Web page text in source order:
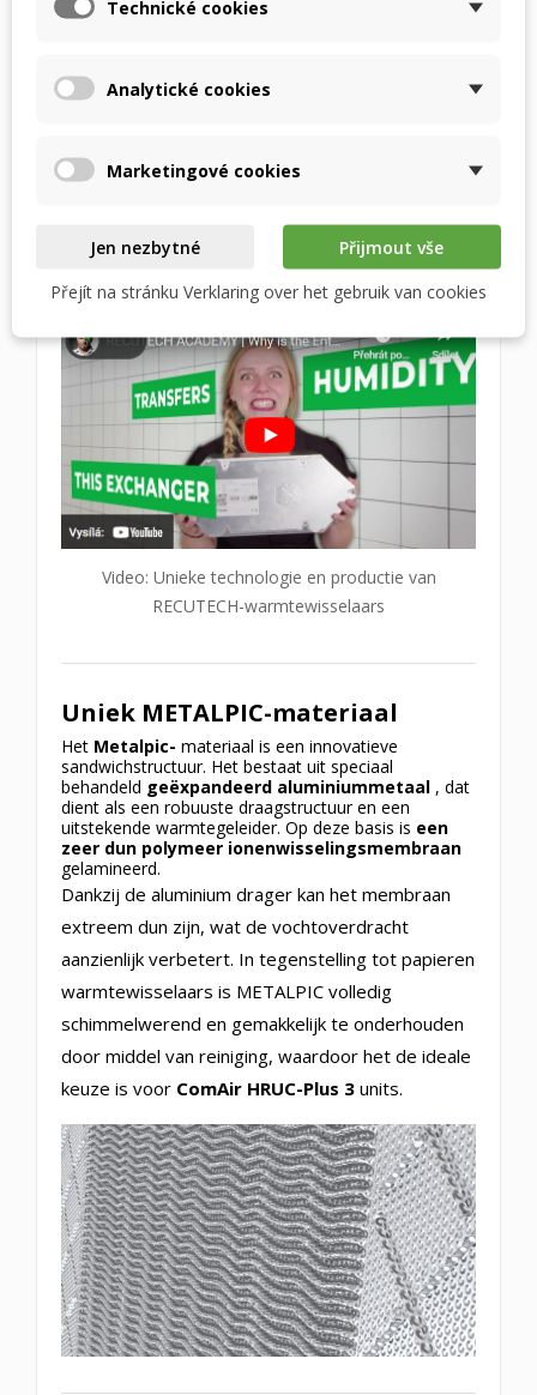
Professionele presentatie en
Bekijkde Recutech Academy-
wordt uitgelegd. Ontdek hoe de combinatie van
ongeëvenaarde vochtterugwinningsparameters
oplevert.
Video: Unieke technologie en productie van
RECUTECH-warmtewisselaars
Uniek METALPIC-materiaal
Het Metalpic- materiaal is een innovatieve
sandwichstructuur. Het bestaat uit speciaal
behandeld geëxpandeerd aluminiummetaal , dat
dient als een robuuste draagstructuur en een
uitstekende warmtegeleider. Op deze basis is een
zeer dun polymeer ionenwisselingsmembraan
gelamineerd.
Dankzij de aluminium drager kan het membraan
extreem dun zijn, wat de vochtoverdracht
aanzienlijk verbetert. In tegenstelling tot papieren
warmtewisselaars is METALPIC volledig
schimmelwerend en gemakkelijk te onderhouden
door middel van reiniging, waardoor het de ideale
keuze is voor ComAir HRUC-Plus 3 units.
Technické cookies
Analytické cookies
Marketingové cookies
Jen nezbytné
Přijmout vše
Přejít na stránku Verklaring over het gebruik van cookies